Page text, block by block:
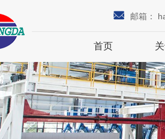
邮箱：
首页